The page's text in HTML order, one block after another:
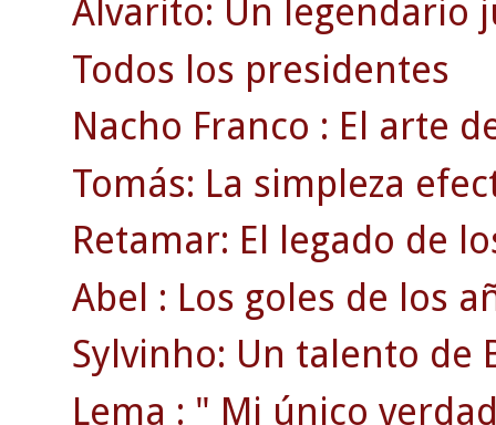
Alvarito: Un legendario
Todos los presidentes
Nacho Franco : El arte
Tomás: La simpleza
Retamar: El legado de
Abel : Los goles de los
Sylvinho: Un talento de
Lema : " Mi único